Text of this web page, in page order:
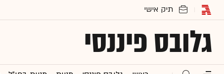
גלובס פיננסי